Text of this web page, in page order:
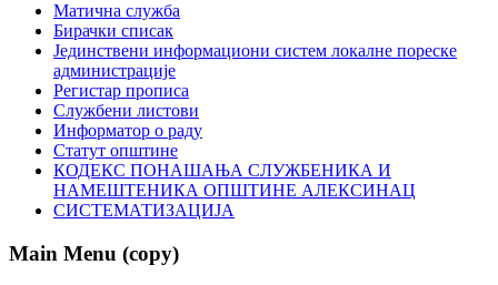
Матична служба
Бирачки списак
Јединствени информациони систем локалне пореске
администрације
Регистар прописа
Службени листови
Информатор о раду
Статут општине
КОДЕКС ПОНАШАЊА СЛУЖБЕНИКА И
НАМЕШТЕНИКА ОПШТИНЕ АЛЕКСИНАЦ
СИСТЕМАТИЗАЦИЈА
Main Menu (copy)